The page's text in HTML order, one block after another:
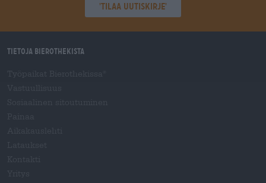
'Tilaa uutiskirje'
Tietoja Bierothekista